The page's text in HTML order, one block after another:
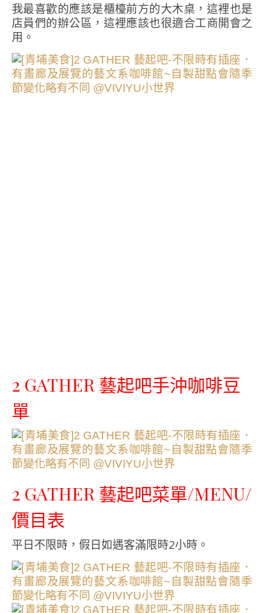
我最喜歡的應該是櫃檯前方的大木桌，這裡也是
店員們的辦公區，這裡應該也很適合工商開會之
用。
2 GATHER 藝起吧手沖咖啡豆
單
2 GATHER 藝起吧菜單/MENU/
價目表
平日不限時，假日如遇客滿限時2小時。